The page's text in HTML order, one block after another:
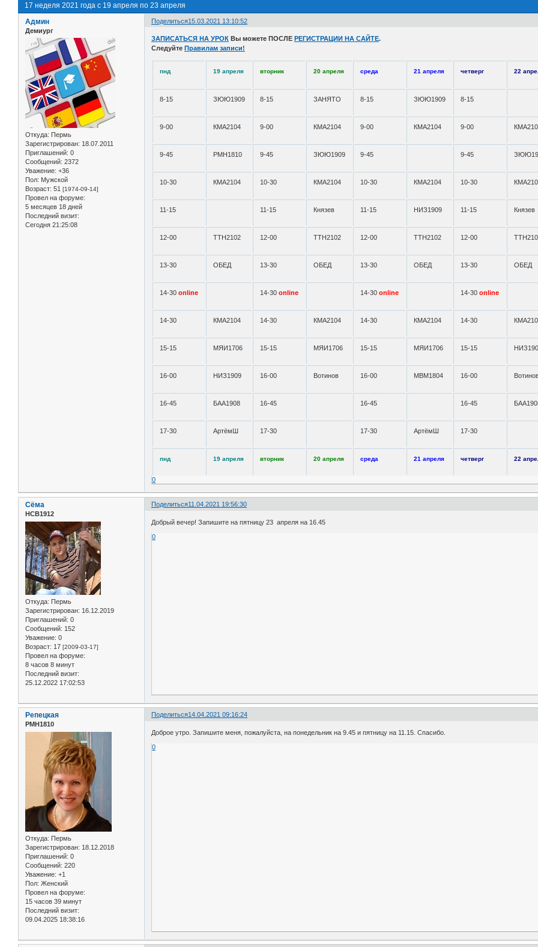
17 неделя 2021 года с 19 апреля по 23 апреля
Поделиться15.03.2021 13:10:52
Админ
Демиург
Откуда: Пермь
Зарегистрирован: 18.07.2011
Приглашений: 0
Сообщений: 2372
Уважение: +36
Пол: Мужской
Возраст: 51 [1974-09-14]
Провел на форуме:
5 месяцев 18 дней
Последний визит:
Сегодня 21:25:08
ЗАПИСАТЬСЯ НА УРОК Вы можете ПОСЛЕ РЕГИСТРАЦИИ НА САЙТЕ.
Следуйте Правилам записи!
пнд 19 апреля вторник 20 апреля среда 21 апреля четверг 22
8-15 ЗЮЮ1909 8-15 ЗАНЯТО 8-15 ЗЮЮ1909 8-15
9-00 КМА2104 9-00 КМА2104 9-00 КМА2104 9-00
9-45 РМН1810 9-45 ЗЮЮ1909 9-45 9-45
10-30 КМА2104 10-30 КМА2104 10-30 КМА2104 10-30
11-15 11-15 Князев 11-15 НИЗ1909 11-15 Князев
12-00 ТТН2102 12-00 ТТН2102 12-00 ТТН2102 12-00
13-30 ОБЕД 13-30 ОБЕД 13-30 ОБЕД 13-30 ОБЕД
14-30online 14-30online 14-30online 14-30online
14-30 КМА2104 14-30 КМА2104 14-30 КМА2104 14-30
15-15 МЯИ1706 15-15 МЯИ1706 15-15 МЯИ1706 15-15
16-00 НИЗ1909 16-00 Вотинов 16-00 МВМ1804 16-00
16-45 БАА1908 16-45 16-45 16-45
17-30 АртёмШ 17-30 17-30 АртёмШ 17-30
пнд 19 апреля вторник 20 апреля среда 21 апреля четверг 22
0
Поделиться11.04.2021 19:56:30
Сёма
НСВ1912
Откуда: Пермь
Зарегистрирован: 16.12.2019
Приглашений: 0
Сообщений: 152
Уважение: 0
Возраст: 17 [2009-03-17]
Провел на форуме:
8 часов 8 минут
Последний визит:
25.12.2022 17:02:53
Добрый вечер! Запишите на пятницу 23 апреля на 16.45
0
Поделиться14.04.2021 09:16:24
Репецкая
РМН1810
Откуда: Пермь
Зарегистрирован: 18.12.2018
Приглашений: 0
Сообщений: 220
Уважение: +1
Пол: Женский
Провел на форуме:
15 часов 39 минут
Последний визит:
09.04.2025 18:38:16
Доброе утро. Запишите меня, пожалуйста, на понедельник на 9.45 и пятницу на 11.15. Спасибо.
0